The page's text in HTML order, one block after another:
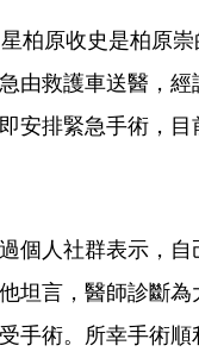
柏原收史是柏原
由救護車送醫，
安排緊急手術，
個人社群表示，
坦言，醫師診斷
手術。所幸手術